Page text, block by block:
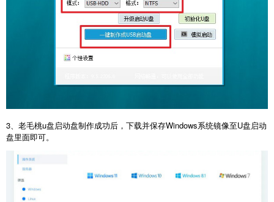
3、老毛桃u盘启动盘制作成功后，下载并保存Windows系统镜像至U盘启动
盘里面即可。